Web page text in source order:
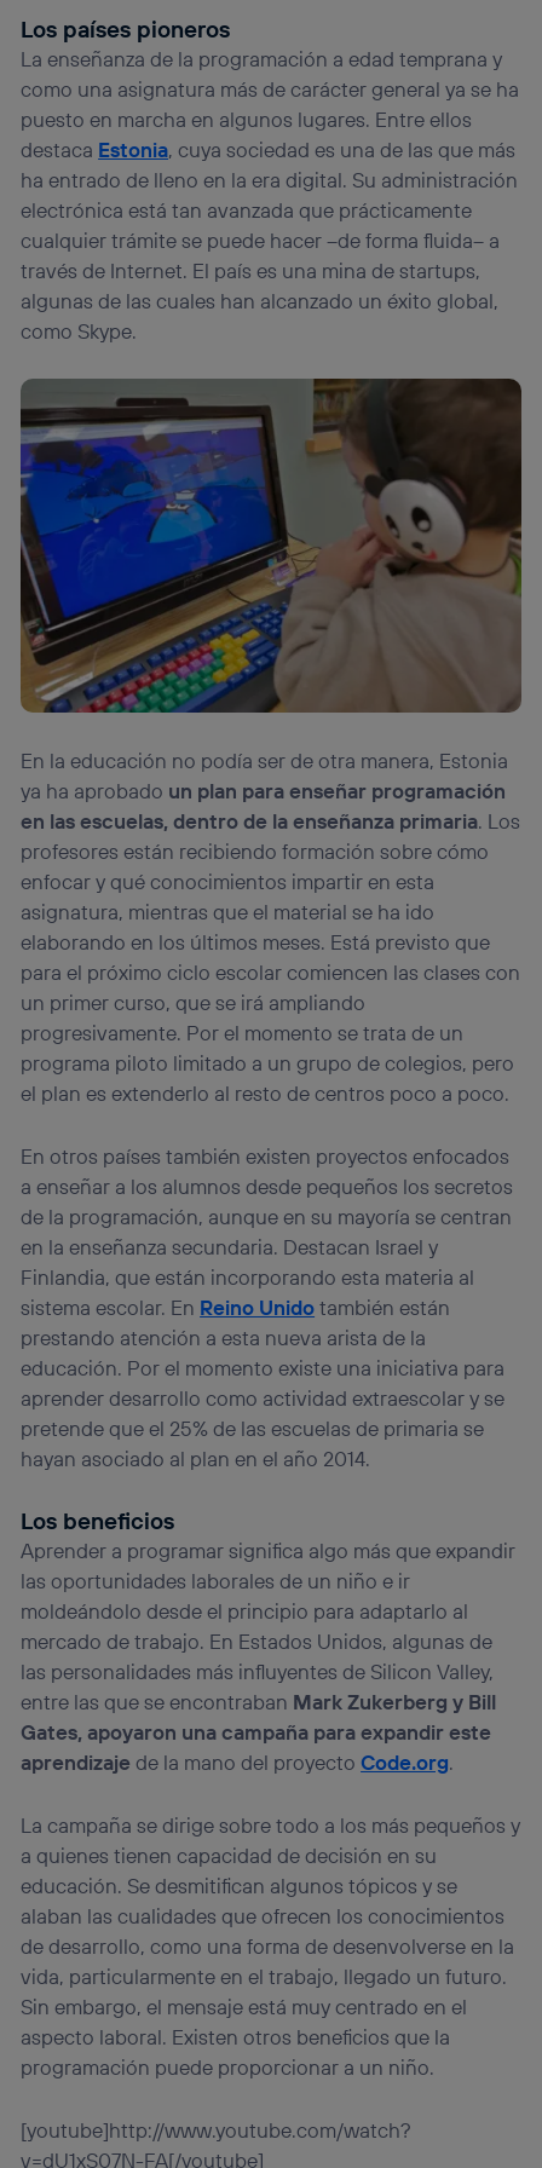
Los países pioneros
La enseñanza de la programación a edad temprana y
como una asignatura más de carácter general ya se ha
puesto en marcha en algunos lugares. Entre ellos
destaca Estonia, cuya sociedad es una de las que más
ha entrado de lleno en la era digital. Su administración
electrónica está tan avanzada que prácticamente
cualquier trámite se puede hacer –de forma fluida– a
través de Internet. El país es una mina de startups,
algunas de las cuales han alcanzado un éxito global,
como Skype.
En la educación no podía ser de otra manera, Estonia
ya ha aprobado un plan para enseñar programación
en las escuelas, dentro de la enseñanza primaria. Los
profesores están recibiendo formación sobre cómo
enfocar y qué conocimientos impartir en esta
asignatura, mientras que el material se ha ido
elaborando en los últimos meses. Está previsto que
para el próximo ciclo escolar comiencen las clases con
un primer curso, que se irá ampliando
progresivamente. Por el momento se trata de un
programa piloto limitado a un grupo de colegios, pero
el plan es extenderlo al resto de centros poco a poco.
En otros países también existen proyectos enfocados
a enseñar a los alumnos desde pequeños los secretos
de la programación, aunque en su mayoría se centran
en la enseñanza secundaria. Destacan Israel y
Finlandia, que están incorporando esta materia al
sistema escolar. En Reino Unidotambién están
prestando atención a esta nueva arista de la
educación. Por el momento existe una iniciativa para
aprender desarrollo como actividad extraescolar y se
pretende que el 25% de las escuelas de primaria se
hayan asociado al plan en el año 2014.
Los beneficios
Aprender a programar significa algo más que expandir
las oportunidades laborales de un niño e ir
moldeándolo desde el principio para adaptarlo al
mercado de trabajo. En Estados Unidos, algunas de
las personalidades más influyentes de Silicon Valley,
entre las que se encontraban Mark Zukerberg y Bill
Gates, apoyaron una campaña para expandir este
aprendizaje de la mano del proyectoCode.org.
La campaña se dirige sobre todo a los más pequeños y
a quienes tienen capacidad de decisión en su
educación. Se desmitifican algunos tópicos y se
alaban las cualidades que ofrecen los conocimientos
de desarrollo, como una forma de desenvolverse en la
vida, particularmente en el trabajo, llegado un futuro.
Sin embargo, el mensaje está muy centrado en el
aspecto laboral. Existen otros beneficios que la
programación puede proporcionar a un niño.
[youtube]http://www.youtube.com/watch?
v=dU1xS07N-FA[/youtube]
Si utilizas datos móviles
personalizado, ya que se basará únicamente en la
navegación del usuario del móvil.
Puedes gestionar los consentimientos Utiq seleccionando
“Administrar Utiq” en la parte inferior de esta página web o
visitando el portal de privacidad de Utiq
(“consenthub”). Para más información, consulta
la política de privacidad de Utiq.